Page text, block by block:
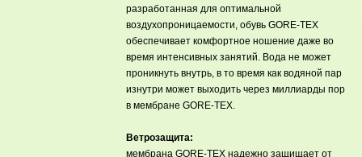
разработанная для оптимальной
воздухопроницаемости, обувь GORE-TEX
обеспечивает комфортное ношение даже во
время интенсивных занятий. Вода не может
проникнуть внутрь, в то время как водяной пар
изнутри может выходить через миллиарды пор
в мембране GORE-TEX.
Ветрозащита:
мембрана GORE-TEX надежно защищает от